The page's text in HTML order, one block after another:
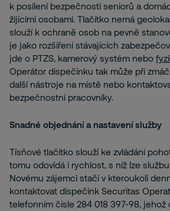
k posílení bezpečnosti seniorů a
žijícími osobami. Tlačítko nemá
slouží k ochraně osob na pevně
je jako rozšíření stávajících
jde o PTZS, kamerový systém nebo
Operátor dispečinku tak může při
další nástroje na místě nebo
bezpečnostní pracovníky.
Snadné objednání a nastavení služby
Tísňové tlačítko slouží ke zvládání
tomu odovídá i rychlost, s níž lze
Novému zájemci stačí v kteroukoli
kontaktovat dispečink Securitas
telefonním čísle 284 018 397-98, jehož